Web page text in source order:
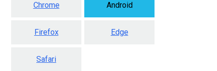
Chrome Android
Firefox Edge
Safari